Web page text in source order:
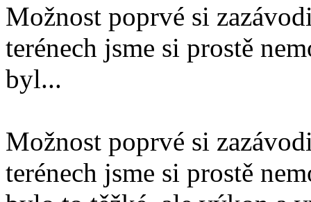
Možnost poprvé si
terénech jsme si prostě
byl...
Možnost poprvé si
terénech jsme si prostě